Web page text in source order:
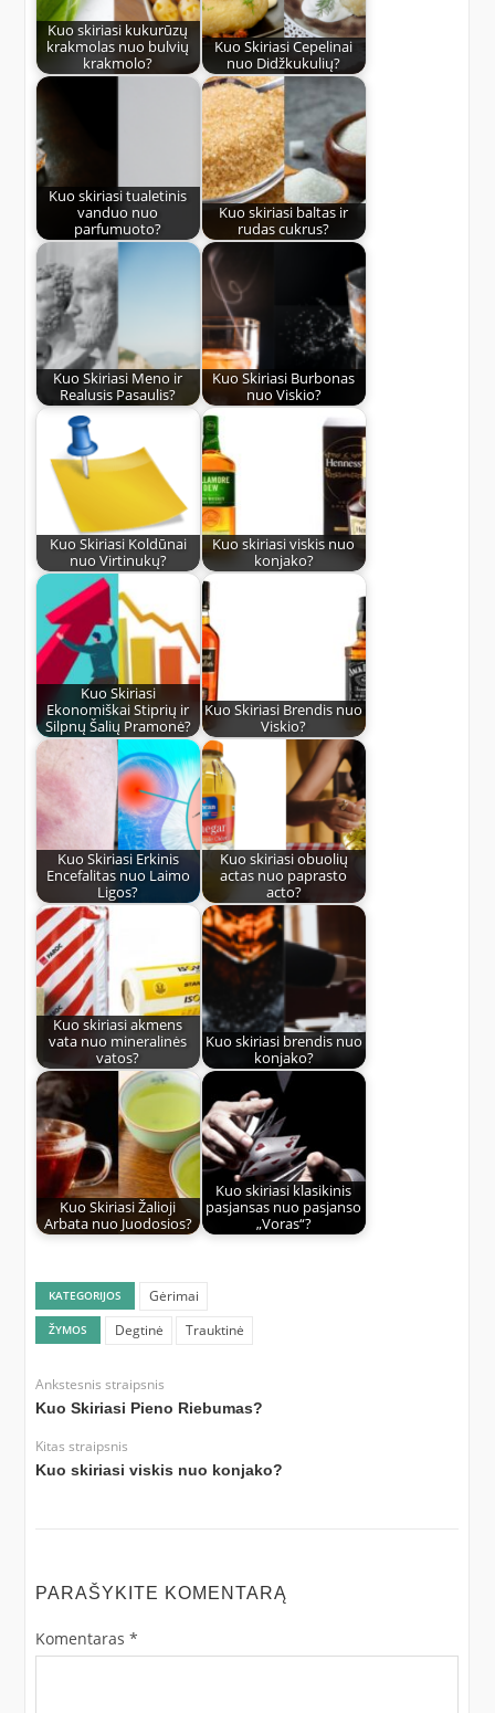
Kuo skiriasi kukurūzų
krakmolas nuo bulvių
krakmolo?
Kuo Skiriasi Cepelinai
nuo Didžkukulių?
Kuo skiriasi tualetinis
vanduo nuo
parfumuoto?
Kuo skiriasi baltas ir
rudas cukrus?
Kuo Skiriasi Meno ir
Realusis Pasaulis?
Kuo Skiriasi Burbonas
nuo Viskio?
Kuo Skiriasi Koldūnai
nuo Virtinukų?
Kuo skiriasi viskis nuo
konjako?
Kuo Skiriasi
Ekonomiškai Stiprių ir
Silpnų Šalių Pramonė?
Kuo Skiriasi Brendis nuo
Viskio?
Kuo Skiriasi Erkinis
Encefalitas nuo Laimo
Ligos?
Kuo skiriasi obuolių
actas nuo paprasto
acto?
Kuo skiriasi akmens
vata nuo mineralinės
vatos?
Kuo skiriasi brendis nuo
konjako?
Kuo Skiriasi Žalioji
Arbata nuo Juodosios?
Kuo skiriasi klasikinis
pasjansas nuo pasjanso
„Voras“?
KATEGORIJOS Gėrimai
ŽYMOS Degtinė Trauktinė
Ankstesnis straipsnis
Kuo Skiriasi Pieno Riebumas?
Kitas straipsnis
Kuo skiriasi viskis nuo konjako?
PARAŠYKITE KOMENTARĄ
Komentaras *